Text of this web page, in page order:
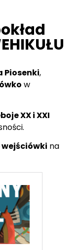
Piosenki,
w
XX i XXI
wejściówki na